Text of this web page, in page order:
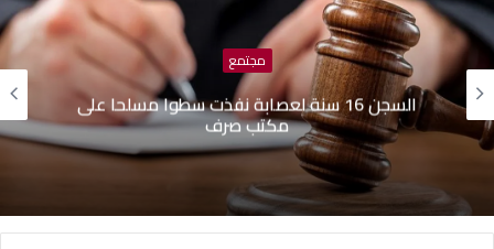
مجتمع
السجن 16 سنة لعصابة نفذت سطوا مسلحا على
مكتب صرف